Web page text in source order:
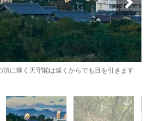
頂に輝く天守閣は遠くからでも目を引きます